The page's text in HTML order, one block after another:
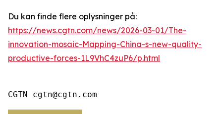
Du kan finde flere oplysninger på:
https://news.cgtn.com/news/2026-03-01/The-
innovation-mosaic-Mapping-China-s-new-quality-
productive-forces-1L9VhC4zuP6/p.html
CGTN cgtn@cgtn.com